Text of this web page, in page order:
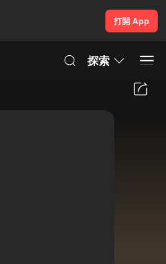
打開 App
探索